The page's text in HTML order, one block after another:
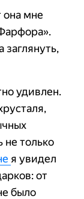
она мне
заглянуть,
удивлен.
не только
я увидел
от
было